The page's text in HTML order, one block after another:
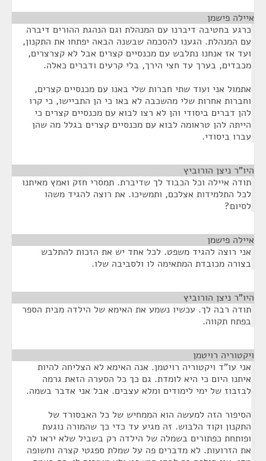
איילה פישמן
כרגע בחטיבה דיברנו עם המנהלת וגם הנהגת ההורים דיברה
עם המנהלת. הגענו להסכמה שבשנה הבאה יפתחו את התקנון,
ועד אז אנחנו נתלבש עם מכנסיים קצרים אבל לא קצרצרים,
מכבדים, בערך עד חצי הירך, בלי קרעים ודברים כאלה.
אתמול אני ועוד שתי חברות שלי באנו עם מכנסיים קצרים,
וחברות אחרות שלי מהשכבה לא באו כי הן התביישו, כי קרו
להן דברים ביסודי והן לא רצו לבוא עם מכנסיים קצרים כי
הייתה להן טראומה לבוא עם מכנסיים קצרים בגלל מה שהן
עברו ביסודי.
היו"ר ניצן הורוביץ
תודה איילה וכל הכבוד לך שדיברת. תמסרי חזק ואמץ מאיתנו
לכל התלמידות אצלכם, ותמשיכו. את רוצה להגיד משהו
לסיום?
איילה פישמן
אני רוצה להגיד משפט. לכל אחד יש את הזכות להתלבש
בצורה מכובדת המתאימה לו ולסביבה שלו.
היו"ר ניצן הורוביץ
תודה רבה לך. עכשיו נשמע את האימא של הילדה מבית הספר
בפתח תקווה.
ויקטוריה רויטמן
אני עו"ד ויקטוריה רויטמן. אנה האימא לא הצליחה להיות
איתנו היום כי היא לומדת. גם כך כל הסערה הזאת גרמה
לבזבוז של ימי לימודים ומלא עצבים. אבל אני אדבר בשמה.
הסיפור הזה למעשה הוא הממחיש של כל האבסורד של
התקנון וקוד הלבוש. זה מגיע עד כדי כך שהמורה נוגעת
ופותחת כפתורים בשמלה של הילדה רק בשביל שלא יראו לה
את הזרועות. לא מדברים פה על שמלת ספגטי קצרה וחשופה